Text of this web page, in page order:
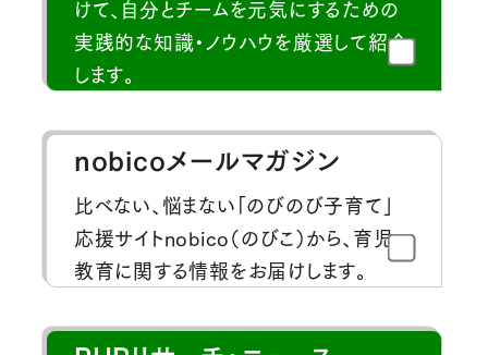
けて、自分とチームを元気にするための
実践的な知識・ノウハウを厳選して紹介
します。
nobicoメールマガジン
比べない、悩まない「のびのび子育て」
応援サイトnobico（のびこ）から、育児・
教育に関する情報をお届けします。